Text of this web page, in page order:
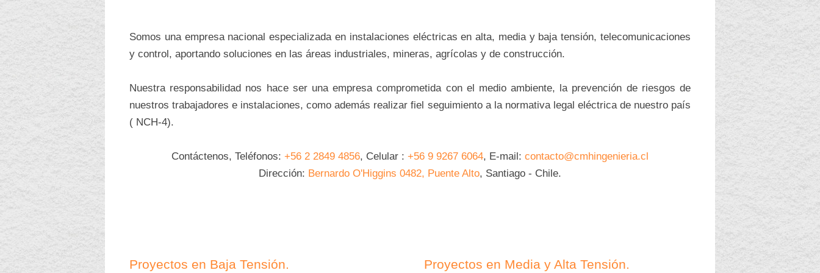
Somos una empresa nacional especializada en instalaciones eléctricas en alta, media y baja tensión, telecomunicaciones
y control, aportando soluciones en las áreas industriales, mineras, agrícolas y de construcción.
Nuestra responsabilidad nos hace ser una empresa comprometida con el medio ambiente, la prevención de riesgos de
nuestros trabajadores e instalaciones, como además realizar fiel seguimiento a la normativa legal eléctrica de nuestro país
( NCH-4).
Contáctenos, Teléfonos: +56 2 2849 4856, Celular : +56 9 9267 6064, E-mail: contacto@cmhingenieria.cl
Dirección: Bernardo O'Higgins 0482, Puente Alto, Santiago - Chile.
Proyectos en Baja Tensión. Proyectos en Media y Alta Tensión.